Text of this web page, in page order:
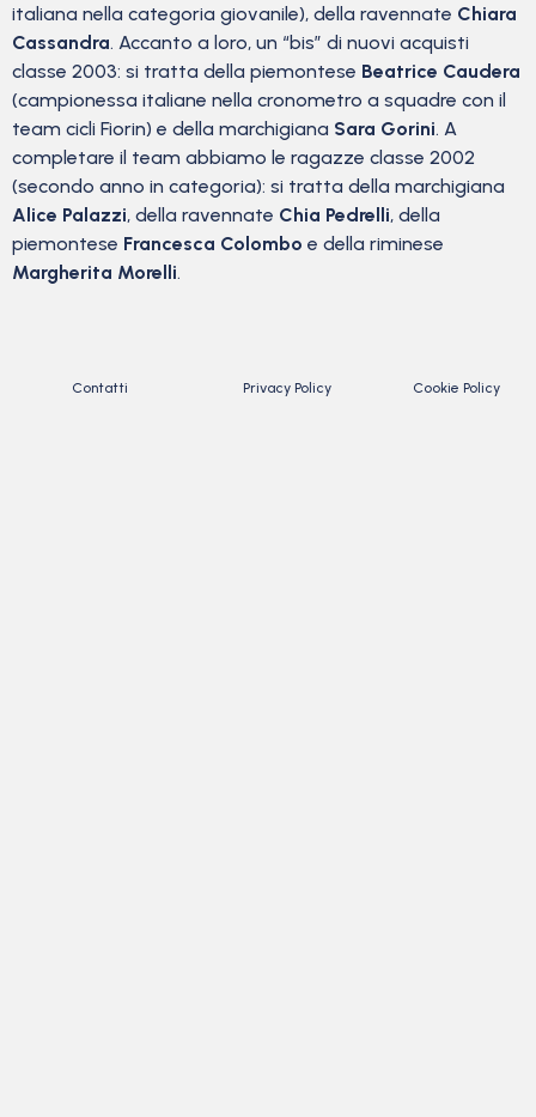
italiana nella categoria giovanile), della ravennate Chiara
Cassandra. Accanto a loro, un “bis” di nuovi acquisti
classe 2003: si tratta della piemontese Beatrice Caudera
(campionessa italiane nella cronometro a squadre con il
team cicli Fiorin) e della marchigiana Sara Gorini. A
completare il team abbiamo le ragazze classe 2002
(secondo anno in categoria): si tratta della marchigiana
Alice Palazzi, della ravennate Chia Pedrelli, della
piemontese Francesca Colombo e della riminese
Margherita Morelli.
Contatti Privacy Policy Cookie Policy